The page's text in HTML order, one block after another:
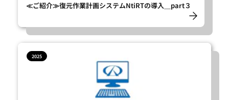
≪ご紹介≫復元作業計画システムNtiRTの導入＿part３
2025